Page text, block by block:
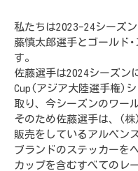
私たちは2023-24シーズ
藤慎太郎選手とゴールド
す。
佐藤選手は2024シーズ
Cup(アジア大陸選手権)
取り、今シーズンのワー
そのため佐藤選手は、(
販売をしているアルペン
ブランドのステッカーを
カップを含むすべてのレ